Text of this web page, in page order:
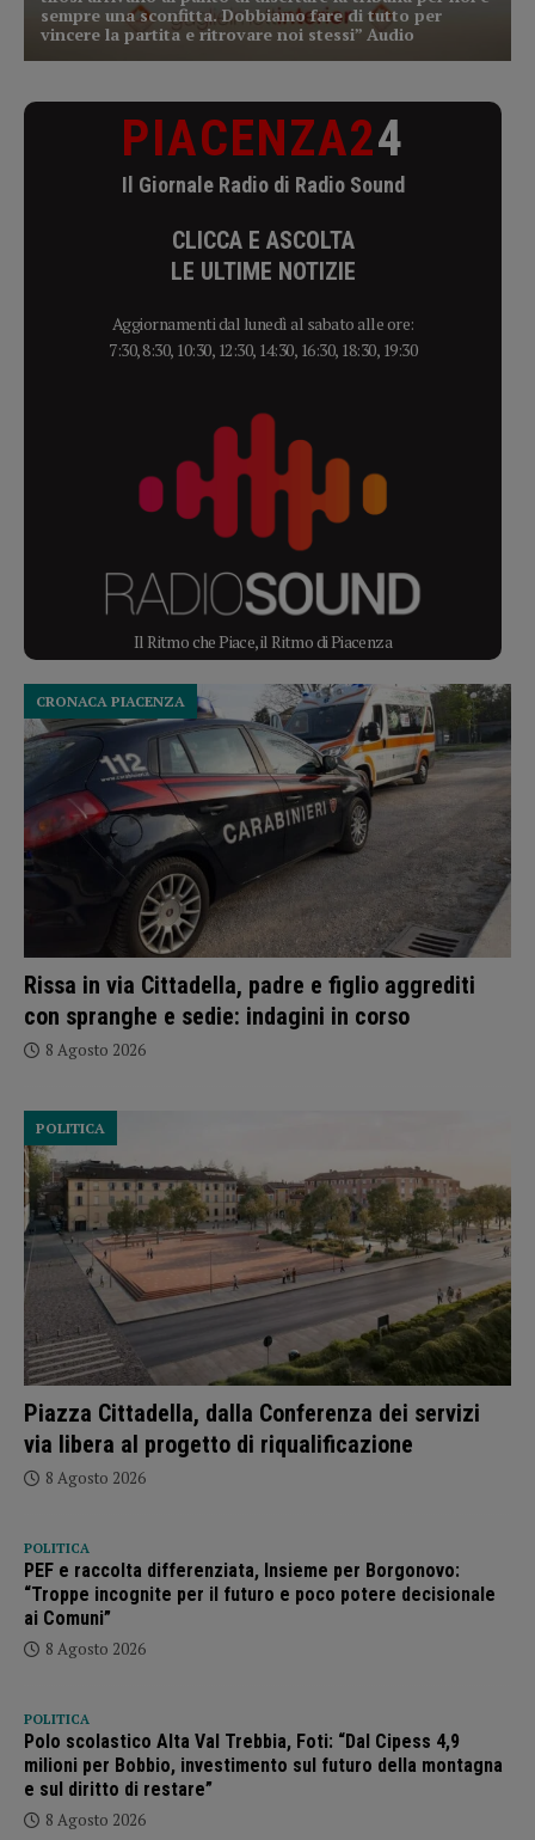
PIACENZA24
Il Giornale Radio di Radio Sound
CLICCA E ASCOLTA
LE ULTIME NOTIZIE
Aggiornamenti dal lunedì al sabato alle ore:
7:30, 8:30, 10:30, 12:30, 14:30, 16:30, 18:30, 19:30
Il Ritmo che Piace, il Ritmo di Piacenza
Rissa in via Cittadella, padre e figlio aggrediti
con spranghe e sedie: indagini in corso
CRONACA PIACENZA
8 Agosto 2026
Piazza Cittadella, dalla Conferenza dei servizi
via libera al progetto di riqualificazione
POLITICA
8 Agosto 2026
POLITICA
PEF e raccolta differenziata, Insieme per Borgonovo:
“Troppe incognite per il futuro e poco potere decisionale
ai Comuni”
8 Agosto 2026
POLITICA
Polo scolastico Alta Val Trebbia, Foti: “Dal Cipess 4,9
milioni per Bobbio, investimento sul futuro della montagna
e sul diritto di restare”
8 Agosto 2026